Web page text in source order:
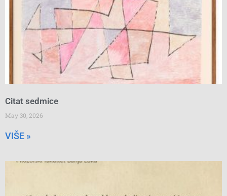
Citat sedmice
May 30, 2026
VIŠE »